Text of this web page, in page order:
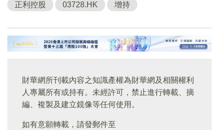
正利控股 03728.HK 增持
財華網所刊載內容之知識產權為財華網及相關權利
人專屬所有或持有。未經許可，禁止進行轉載、摘
編、複製及建立鏡像等任何使用。
如有意願轉載，請發郵件至